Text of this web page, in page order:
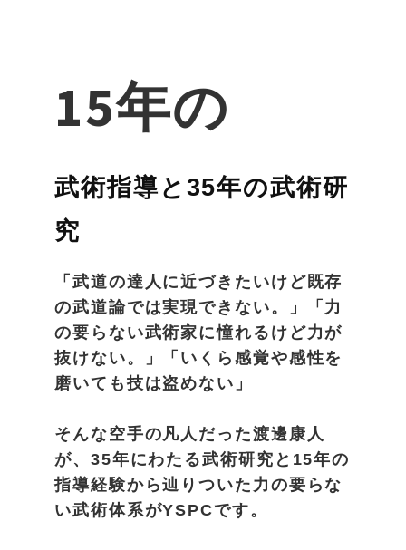
15年の
武術指導と35年の武術研
究
「武道の達人に近づきたいけど既存
の武道論では実現できない。」「力
の要らない武術家に憧れるけど力が
抜けない。」「いくら感覚や感性を
磨いても技は盗めない」
そんな空手の凡人だった渡邊康人
が、35年にわたる武術研究と15年の
指導経験から辿りついた力の要らな
い武術体系がYSPCです。